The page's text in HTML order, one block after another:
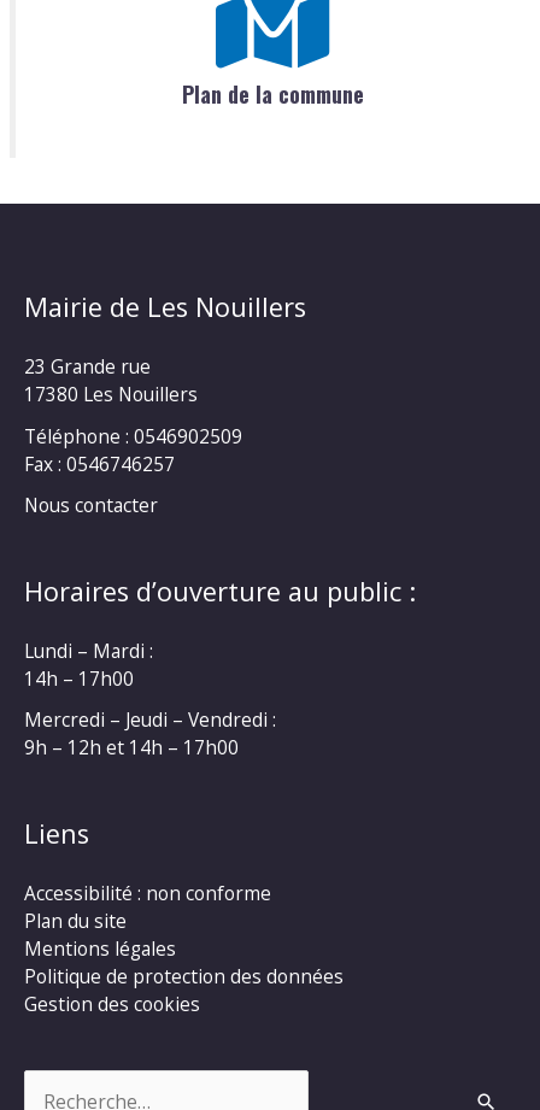
Plan de la commune
Mairie de Les Nouillers
23 Grande rue
17380 Les Nouillers
Téléphone : 0546902509
Fax : 0546746257
Nous contacter
Horaires d’ouverture au public :
Lundi – Mardi :
14h – 17h00
Mercredi – Jeudi – Vendredi :
9h – 12h et 14h – 17h00
Liens
Accessibilité : non conforme
Plan du site
Mentions légales
Politique de protection des données
Gestion des cookies